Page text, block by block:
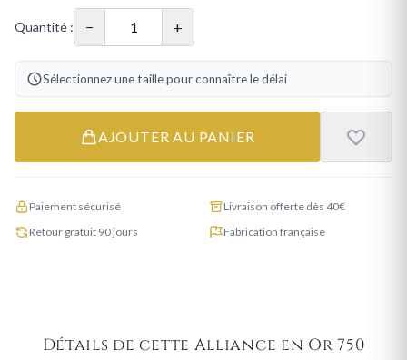
Quantité : − +
Sélectionnez une taille pour connaître le délai
AJOUTER AU PANIER
Paiement sécurisé
Livraison offerte dès 40€
Retour gratuit 90 jours
Fabrication française
Détails de cette Alliance en Or 750